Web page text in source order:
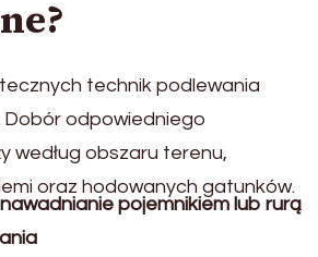
technik podlewania
Dobór odpowiedniego
według obszaru terenu,
oraz hodowanych gatunków.
pojemnikiem lub rurą